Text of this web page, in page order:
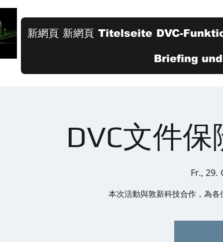
新網頁 新網頁 Titelseite DVC-
Briefing
DVC文件
Fr., 29.
本次活動與敦新科技合作，為